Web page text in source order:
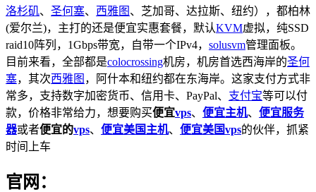
洛杉矶、 圣何塞、 西雅图 、芝加哥、达拉斯、纽约），都柏林
(爱尔兰)，主打的还是便宜实惠套餐，默认KVM虚拟，纯SSD
raid10阵列，1Gbps带宽，自带一个IPv4， solusvm管理面板。
目前来看，全部都是colocrossing机房，机房首选西海岸的圣何
塞，其次西雅图 ，阿什本和纽约都在东海岸。这家支付方式非
常多，支持数字加密货币、信用卡、PayPal、 支付宝等可以付
款，价格非常给力，想要购买便宜vps、 便宜主机、 便宜服务
器或者便宜的vps、 便宜美国主机、 便宜美国vps的伙伴，抓紧
时间上车
官网：